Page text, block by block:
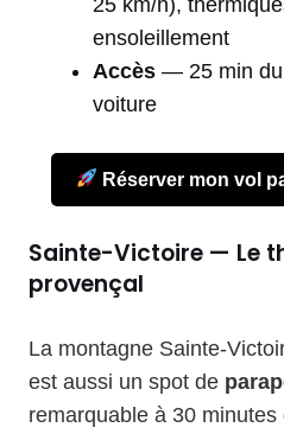
ensoleillement
Accès — 25 min du
voiture
Réserver mon vol
Sainte-Victoire — Le
provençal
La montagne Sainte-
est aussi un spot de
remarquable à 30